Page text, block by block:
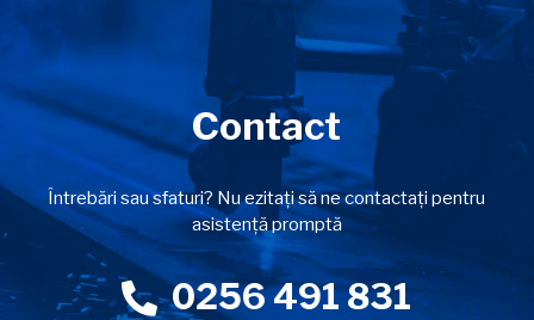
Contact
Întrebări sau sfaturi? Nu ezitați să ne contactați pentru
asistență promptă
0256 491 831